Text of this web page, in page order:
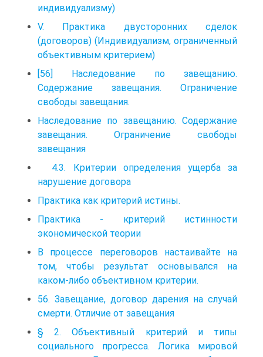
индивидуализму)
V. Практика двусторонних сделок
(договоров) (Индивидуализм, ограниченный
объективным критерием)
[56] Наследование по завещанию.
Содержание завещания. Ограничение
свободы завещания.
Наследование по завещанию. Содержание
завещания. Ограничение свободы
завещания
4.3. Критерии определения ущерба за
нарушение договора
Практика как критерий истины.
Практика - критерий истинности
экономической теории
В процессе переговоров настаивайте на
том, чтобы результат основывался на
каком-либо объективном критерии.
56. Завещание, договор дарения на случай
смерти. Отличие от завещания
§ 2. Объективный критерий и типы
социального прогресса. Логика мировой